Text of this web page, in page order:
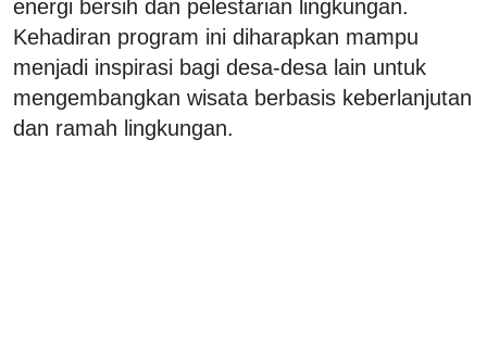
energi bersih dan pelestarian lingkungan.
Kehadiran program ini diharapkan mampu
menjadi inspirasi bagi desa-desa lain untuk
mengembangkan wisata berbasis keberlanjutan
dan ramah lingkungan.